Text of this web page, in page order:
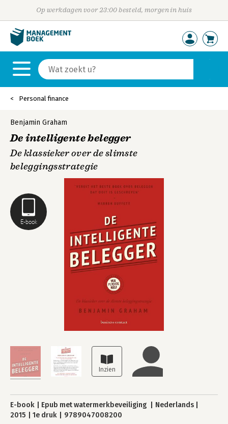
Op werkdagen voor 23:00 besteld, morgen in huis
Personal finance
E-book
Benjamin Graham
De intelligente belegger
De klassieker over de slimste
beleggingsstrategie
E-book Epub met watermerkbeveiliging
Nederlands
2015
1e druk 9789047008200